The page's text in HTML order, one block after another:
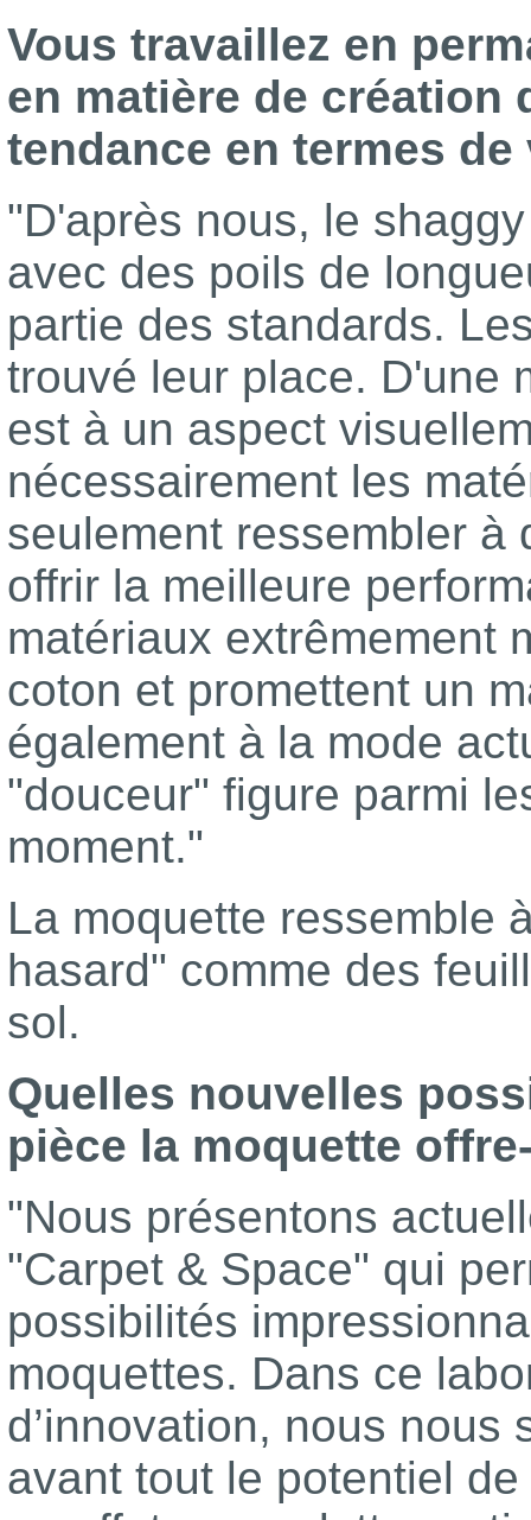
Vous travaillez en
en matière de création
tendance en termes
"D'après nous, le
avec des poils de
partie des standards.
trouvé leur place. D'une
est à un aspect
nécessairement les
seulement ressembler à
offrir la meilleure
matériaux extrêmement
coton et promettent un
également à la mode
"douceur" figure parmi
moment."
La moquette ressemble
hasard" comme des
sol.
Quelles nouvelles
pièce la moquette
"Nous présentons
"Carpet & Space" qui
possibilités
moquettes. Dans ce
d’innovation, nous nous
avant tout le potentiel